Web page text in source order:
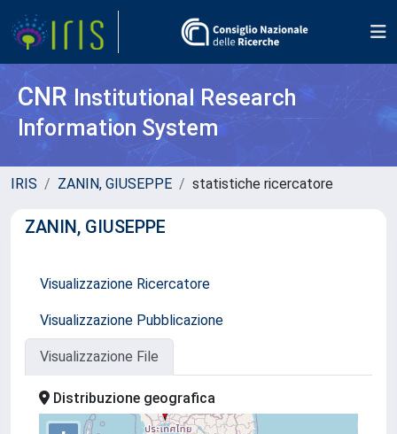
CNR Institutional Research
Information System
IRIS ZANIN, GIUSEPPE statistiche ricercatore
ZANIN, GIUSEPPE
Visualizzazione Ricercatore
Visualizzazione Pubblicazione
Visualizzazione File
Distribuzione geografica